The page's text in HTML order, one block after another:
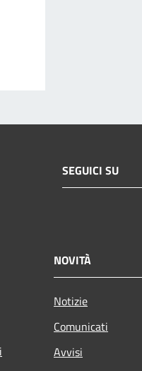
SEGUICI SU
NOVITÀ
Notizie
Comunicati
Avvisi